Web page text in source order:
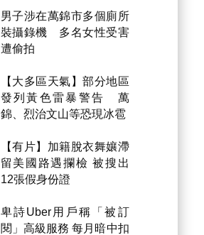
男子涉在萬錦市多個廁所
裝攝錄機 多名女性受害
遭偷拍
【大多區天氣】部分地區
發列黃色雷暴警告 萬
錦、烈治文山等恐現冰雹
【有片】加籍脫衣舞孃滯
留美國路遇攔檢 被搜出
12張假身份證
卑詩Uber用戶稱「被訂
閱」高級服務 每月暗中扣